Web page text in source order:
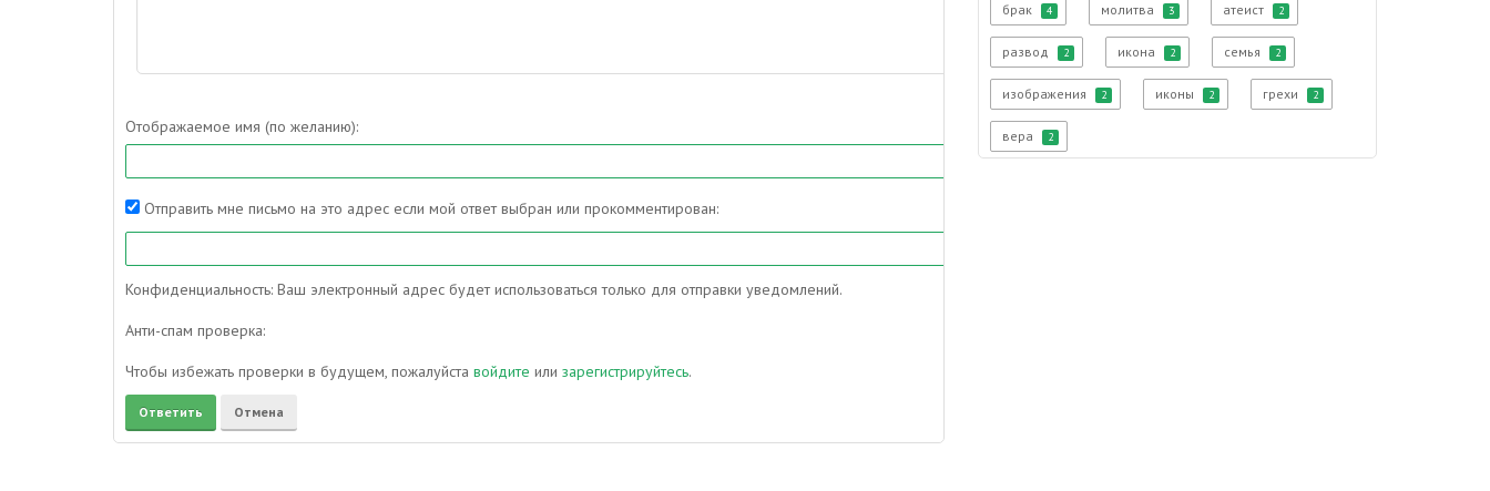
Отображаемое имя (по желанию):
Отправить мне письмо на это адрес если мой ответ выбран или прокомментирован:
Конфиденциальность: Ваш электронный адрес будет использоваться только для отправки уведомлений.
Анти-спам проверка:
Чтобы избежать проверки в будущем, пожалуйста войдите или зарегистрируйтесь.
брак 4 молитва 3 атеист 2
развод 2 икона 2 семья 2
изображения 2 иконы 2 грехи 2
вера 2